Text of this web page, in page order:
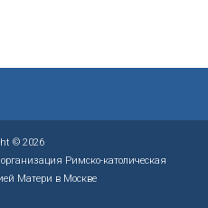
© 2026
Римско-католическая
Матери в Москве